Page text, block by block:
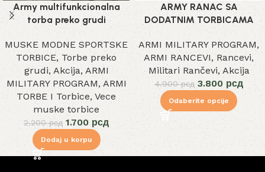
Army multifunkcionalna
torba preko grudi
MUSKE MODNE SPORTSKE
TORBICE,Torbe preko
grudi, Akcija, ARMI
MILITARY PROGRAM,ARMI
TORBE I Torbice,Vece
muske torbice
2.200рсд 1.700 рсд
Dodaj u korpu
ARMY RANAC SA
DODATNIM TORBICAMA
ARMI MILITARY PROGRAM,
ARMI RANCEVI,Rancevi,
Militari Rančevi,Akcija
4.900рсд 3.800 рсд
Odaberite opcije